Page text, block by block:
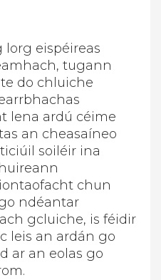
lorg eispéireas
tugann
do chluiche
lena ardú céime
an cheasaíneo
soiléir ina
chun
ndéantar
gcluiche, is féidir
leis an ardán go
ar an eolas go